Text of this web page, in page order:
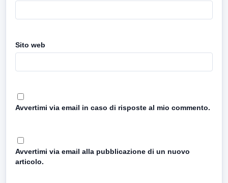
Sito web
Avvertimi via email in caso di risposte al mio commento.
Avvertimi via email alla pubblicazione di un nuovo
articolo.